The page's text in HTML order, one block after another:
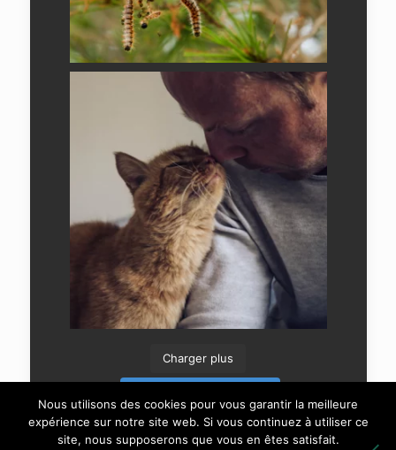
Charger plus
Nous utilisons des cookies pour vous garantir la meilleure
expérience sur notre site web. Si vous continuez à utiliser ce
site, nous supposerons que vous en êtes satisfait.